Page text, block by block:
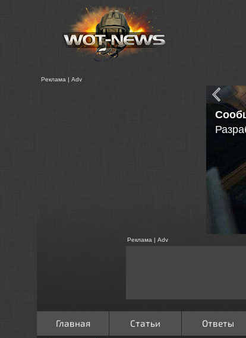
Реклама | Adv
Реклама | Adv
Главная Статьи Ответы